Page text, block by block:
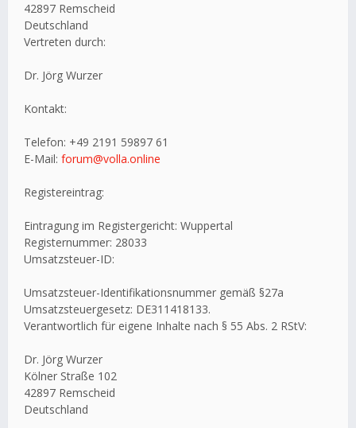
42897 Remscheid
Deutschland
Vertreten durch:
Dr. Jörg Wurzer
Kontakt:
Telefon: +49 2191 59897 61
E-Mail: forum@volla.online
Registereintrag:
Eintragung im Registergericht: Wuppertal
Registernummer: 28033
Umsatzsteuer-ID:
Umsatzsteuer-Identifikationsnummer gemäß §27a
Umsatzsteuergesetz: DE311418133.
Verantwortlich für eigene Inhalte nach § 55 Abs. 2 RStV:
Dr. Jörg Wurzer
Kölner Straße 102
42897 Remscheid
Deutschland